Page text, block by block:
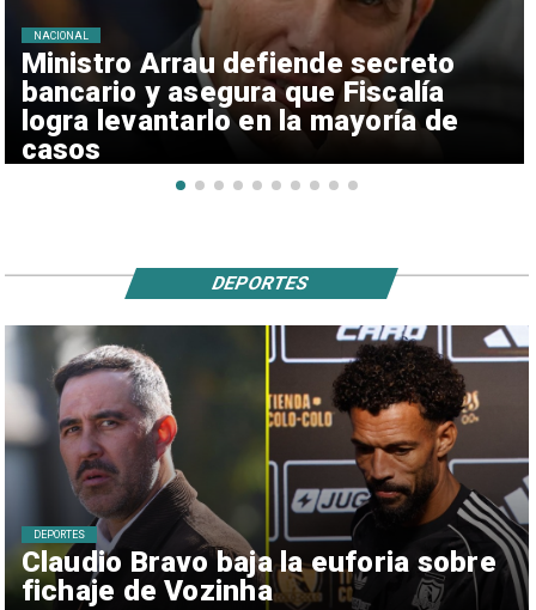
Ministro Arrau defiende secreto
bancario y asegura que Fiscalía
logra levantarlo en la mayoría de
casos
NACIONAL
Claudio Bravo baja la euforia sobre
fichaje de Vozinha
DEPORTES
DEPORTES